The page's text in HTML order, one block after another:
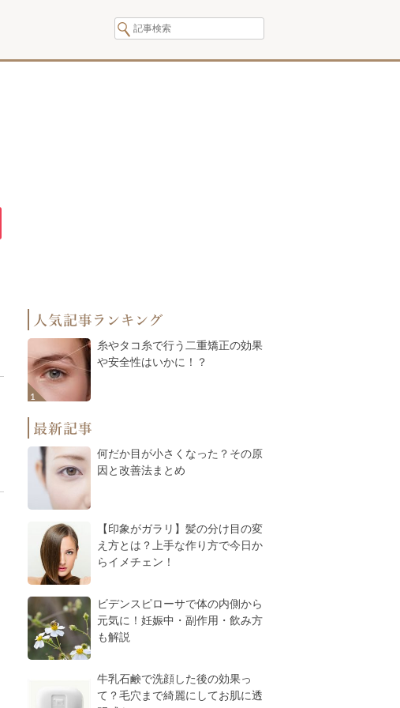
糸やタコ糸で行う二重矯正の効果
や安全性はいかに！？
何だか目が小さくなった？その原
因と改善法まとめ
【印象がガラリ】髪の分け目の変
え方とは？上手な作り方で今日か
らイメチェン！
ビデンスピローサで体の内側から
元気に！妊娠中・副作用・飲み方
も解説
牛乳石鹸で洗顔した後の効果っ
て？毛穴まで綺麗にしてお肌に透